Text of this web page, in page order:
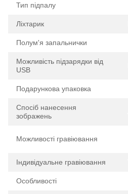
Тип підпалу
Ліхтарик
Полум'я запальнички
Можливість підзарядки від
USB
Подарункова упаковка
Спосіб нанесення
зображень
Можливості гравіювання
Індивідуальне гравіювання
Особливості